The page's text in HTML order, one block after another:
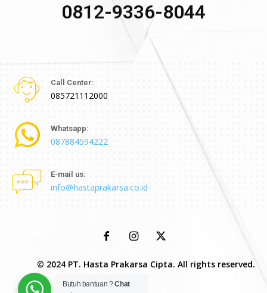
0812-9336-8044
Call Center:
085721112000
Whatsapp:
087884594222
E-mail us:
info@hastaprakarsa.co.id
© 2024 PT. Hasta Prakarsa Cipta. All rights reserved.
Butuh bantuan ?Chat